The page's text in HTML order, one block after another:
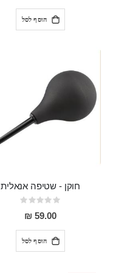
הוסף לסל
חוקן - שטיפה אנאלית
Rating:
0%
59.00 ₪
הוסף לסל